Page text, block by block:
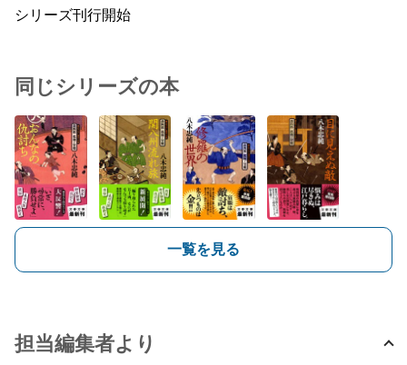
シリーズ刊行開始
同じシリーズの本
一覧を見る
担当編集者より